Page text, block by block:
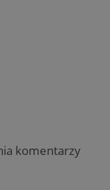
komentarzy